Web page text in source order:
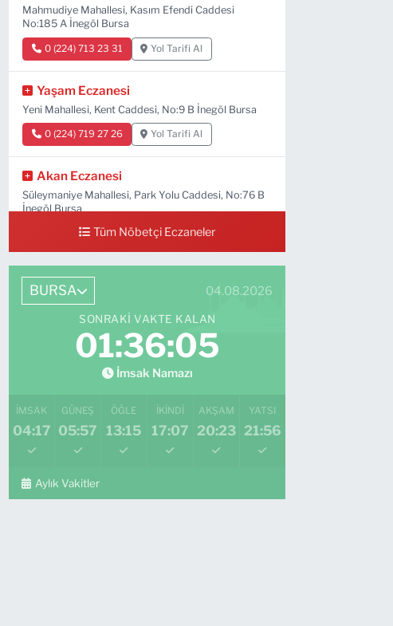
Mahmudiye Mahallesi, Kasım Efendi Caddesi
No:185 A İnegöl Bursa
0 (224) 713 23 31 Yol Tarifi Al
Yaşam Eczanesi
Yeni Mahallesi, Kent Caddesi, No:9 B İnegöl Bursa
0 (224) 719 27 26 Yol Tarifi Al
Akan Eczanesi
Süleymaniye Mahallesi, Park Yolu Caddesi, No:76 B
İnegöl Bursa
0 (224) 713 66 64 Yol Tarifi Al
Tüm Nöbetçi Eczaneler
BURSA 04.08.2026
SONRAKI VAKTE KALAN
01:36:04
İmsak Namazı
İMSAK
04:17
GÜNEŞ
05:57
ÖĞLE
13:15
İKINDI
17:07
AKŞAM
20:23
YATSI
21:56
Aylık Vakitler